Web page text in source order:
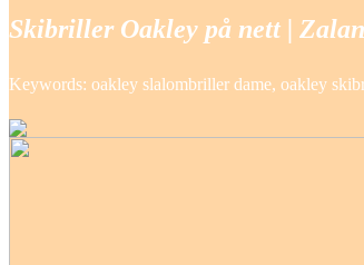
Skibriller Oakley på nett |
Keywords: oakley slalombriller dame, oakley